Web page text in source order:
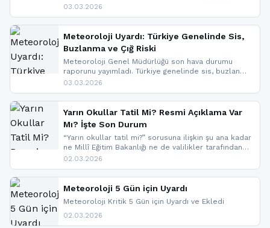
oluyor. Birçok il için kar yağışı ve buzlanma uyarısı
03.03.2026
Meteoroloji Uyardı: Türkiye Genelinde Sis,
Buzlanma ve Çığ Riski
Meteoroloji Genel Müdürlüğü son hava durumu
raporunu yayımladı. Türkiye genelinde sis, buzlanma
ve don beklenirken Doğu Anadolu ve Doğu
yapıldı. İşte son dakika meteoroloji gelişmeleri.
03.03.2026
Yarın Okullar Tatil Mi? Resmi Açıklama Var
Mı? İşte Son Durum
“Yarın okullar tatil mi?” sorusuna ilişkin şu ana kadar
ne Millî Eğitim Bakanlığı ne de valilikler tarafından
yapılmış resmi bir tatil açıklaması bulunmamaktadır.
paylaşacağız. En hızlı şekilde haberdar olmak için
sitemizi takip edebilir ve bildirimleri açabilirsiniz.
02.03.2026
Meteoroloji 5 Gün için Uyardı
Meteoroloji Kritik 5 Gün için Uyardı ve Ekledi
02.03.2026